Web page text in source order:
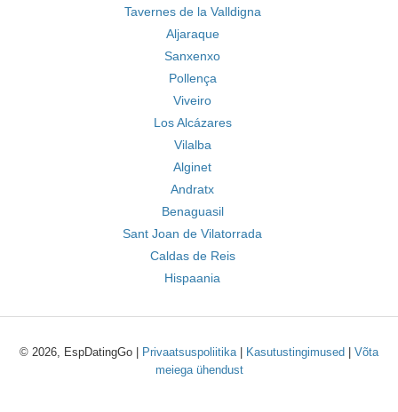
Tavernes de la Valldigna
Aljaraque
Sanxenxo
Pollença
Viveiro
Los Alcázares
Vilalba
Alginet
Andratx
Benaguasil
Sant Joan de Vilatorrada
Caldas de Reis
Hispaania
© 2026, EspDatingGo | Privaatsuspoliitika| Kasutustingimused
Võta
meiega ühendust